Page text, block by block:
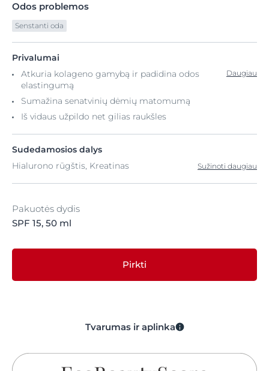
Odos problemos
Senstanti oda
Privalumai
Atkuria kolageno gamybą ir padidina odos
elastingumą
Sumažina senatvinių dėmių matomumą
Iš vidaus užpildo net gilias raukšles
Daugiau
Sudedamosios dalys
Hialurono rūgštis, Kreatinas
Sužinoti daugiau
Pakuotės dydis
SPF 15, 50 ml
Pirkti
Tvarumas ir aplinka